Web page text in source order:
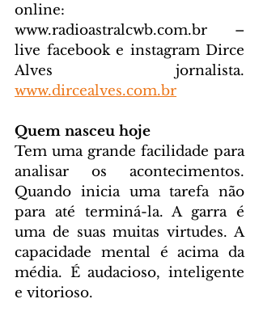
www.radioastralcwb.com.br –
live facebook e instagram Dirce
www.dircealves.com.br
Quem nasceu hoje
Tem uma grande facilidade para
analisar os acontecimentos.
Quando inicia uma tarefa não
para até terminá-la. A garra é
uma de suas muitas virtudes. A
capacidade mental é acima da
média. É audacioso, inteligente
e vitorioso.